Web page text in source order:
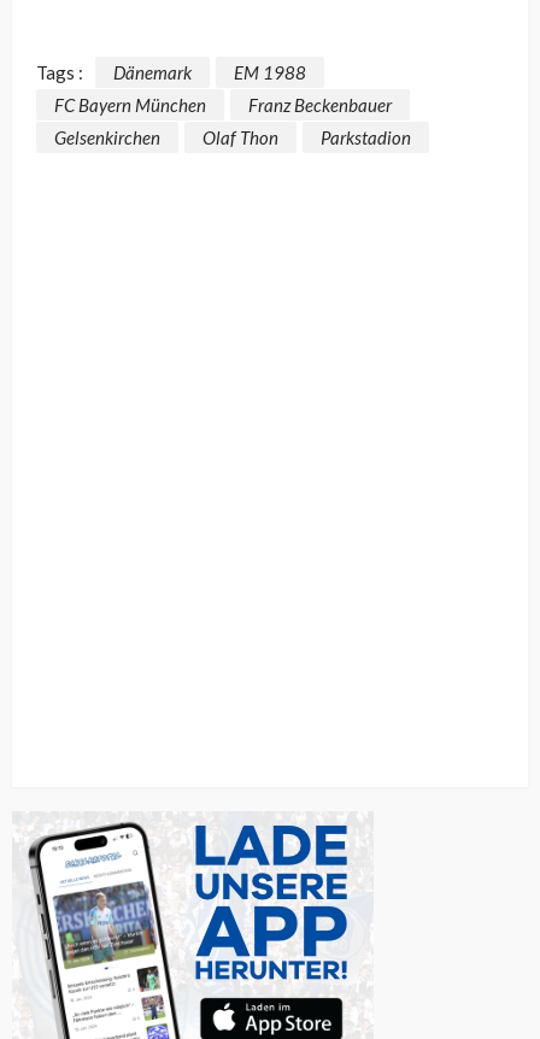
Tags : Dänemark
EM 1988
FC Bayern München
Franz Beckenbauer
Gelsenkirchen
Olaf Thon Parkstadion